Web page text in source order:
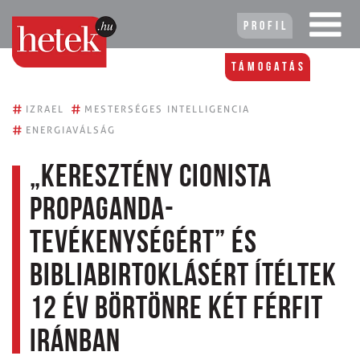
Profil
Támogatás
# IZRAEL # MESTERSÉGES INTELLIGENCIA
# ENERGIAVÁLSÁG
„Keresztény cionista
propaganda-
tevékenységért” és
bibliabirtoklásért ítéltek
12 év börtönre két férfit
Iránban